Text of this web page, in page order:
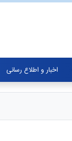
اخبار و اطلاع رسانی